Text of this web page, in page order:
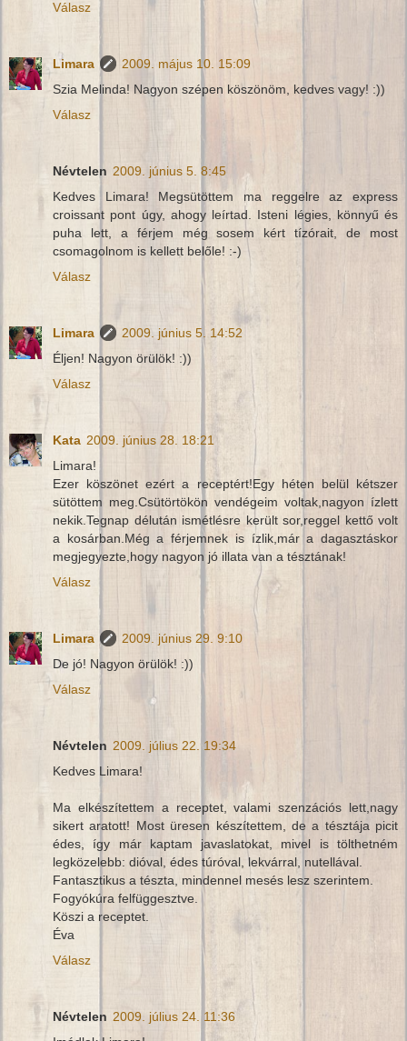
Válasz
Limara
2009. május 10. 15:09
Szia Melinda! Nagyon szépen köszönöm, kedves vagy! :))
Válasz
Névtelen 2009. június 5. 8:45
Kedves Limara! Megsütöttem ma reggelre az express
croissant pont úgy, ahogy leírtad. Isteni légies, könnyű és
puha lett, a férjem még sosem kért tízórait, de most
csomagolnom is kellett belőle! :-)
Válasz
Limara
2009. június 5. 14:52
Éljen! Nagyon örülök! :))
Válasz
Kata 2009. június 28. 18:21
Limara!
Ezer köszönet ezért a receptért!Egy héten belül kétszer
sütöttem meg.Csütörtökön vendégeim voltak,nagyon ízlett
nekik.Tegnap délután ismétlésre került sor,reggel kettő volt
a kosárban.Még a férjemnek is ízlik,már a dagasztáskor
megjegyezte,hogy nagyon jó illata van a tésztának!
Válasz
Limara
2009. június 29. 9:10
De jó! Nagyon örülök! :))
Válasz
Névtelen 2009. július 22. 19:34
Kedves Limara!
Ma elkészítettem a receptet, valami szenzációs lett,nagy
sikert aratott! Most üresen készítettem, de a tésztája picit
édes, így már kaptam javaslatokat, mivel is tölthetném
legközelebb: dióval, édes túróval, lekvárral, nutellával.
Fantasztikus a tészta, mindennel mesés lesz szerintem.
Fogyókúra felfüggesztve.
Köszi a receptet.
Éva
Válasz
Névtelen 2009. július 24. 11:36